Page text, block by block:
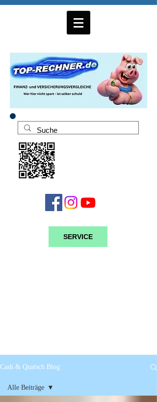
SERVICE
Cash & Quatsch Blog
Alle Beiträge